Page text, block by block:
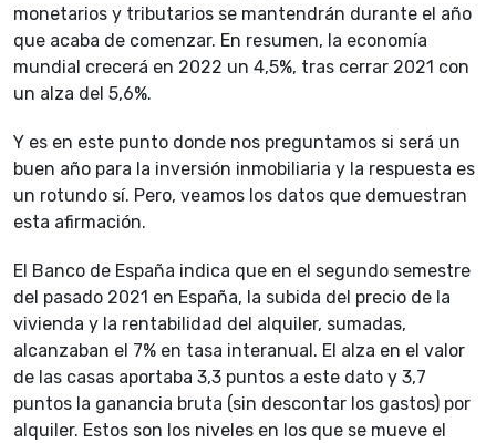
monetarios y tributarios se mantendrán durante el año
que acaba de comenzar. En resumen, la economía
mundial crecerá en 2022 un 4,5%, tras cerrar 2021 con
un alza del 5,6%.
Y es en este punto donde nos preguntamos si será un
buen año para la inversión inmobiliaria y la respuesta es
un rotundo sí. Pero, veamos los datos que demuestran
esta afirmación.
El Banco de España indica que en el segundo semestre
del pasado 2021 en España, la subida del precio de la
vivienda y la rentabilidad del alquiler, sumadas,
alcanzaban el 7% en tasa interanual. El alza en el valor
de las casas aportaba 3,3 puntos a este dato y 3,7
puntos la ganancia bruta (sin descontar los gastos) por
alquiler. Estos son los niveles en los que se mueve el